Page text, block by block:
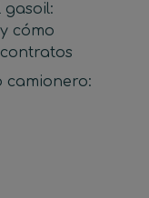
gasoil:
cómo
camionero: